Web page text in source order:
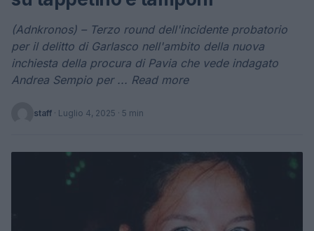
(Adnkronos) – Terzo round dell'incidente probatorio
per il delitto di Garlasco nell'ambito della nuova
inchiesta della procura di Pavia che vede indagato
Andrea Sempio per ... Read more
staff · Luglio 4, 2025 · 5 min